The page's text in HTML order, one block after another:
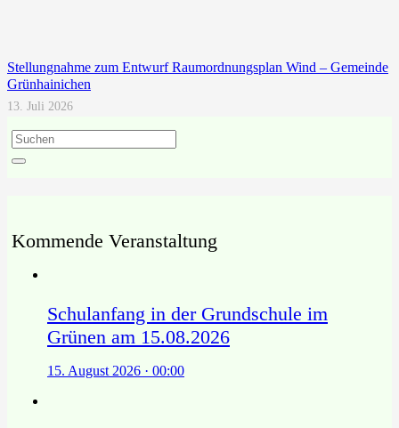
Stellungnahme zum Entwurf Raumordnungsplan Wind – Gemeinde
Grünhainichen
13. Juli 2026
Kommende Veranstaltung
Schulanfang in der Grundschule im
Grünen am 15.08.2026
15. August 2026 · 00:00